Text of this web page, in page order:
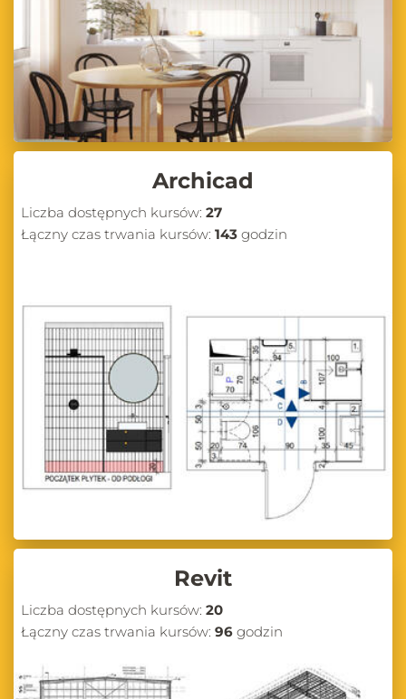
Archicad
Liczba dostępnych kursów: 27
Łączny czas trwania kursów: 143 godzin
Revit
Liczba dostępnych kursów: 20
Łączny czas trwania kursów: 96 godzin